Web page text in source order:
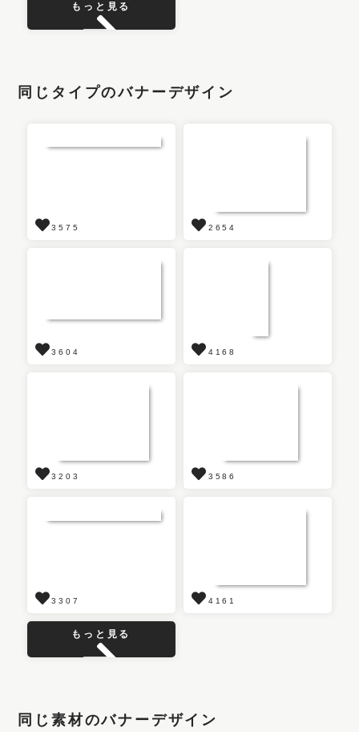
もっと見る
同じタイプのバナーデザイン
3575 2654
3604 4168
3203 3586
3307 4161
もっと見る
同じ素材のバナーデザイン